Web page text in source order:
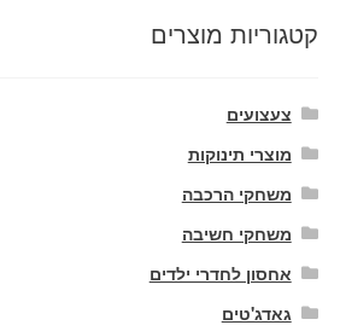
קטגוריות מוצרים
צעצועים
מוצרי תינוקות
משחקי הרכבה
משחקי חשיבה
אחסון לחדרי ילדים
גאדג'טים